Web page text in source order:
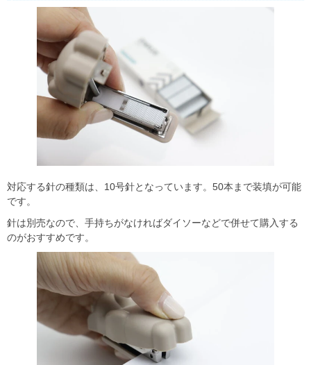
対応する針の種類は、10号針となっています。50本まで装填が可能
です。
針は別売なので、手持ちがなければダイソーなどで併せて購入する
のがおすすめです。